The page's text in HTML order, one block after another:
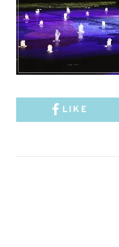
LIKE